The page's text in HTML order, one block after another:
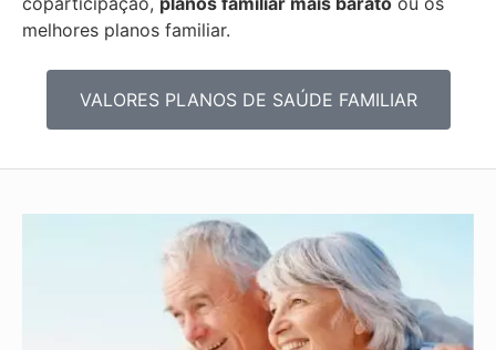
melhores planos familiar.
VALORES PLANOS DE SAÚDE FAMILIAR